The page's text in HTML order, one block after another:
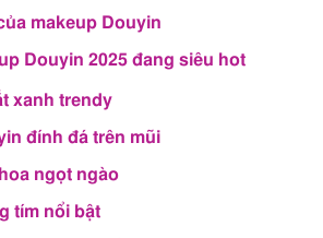
makeup Douyin
Douyin 2025 đang siêu hot
xanh trendy
đính đá trên mũi
ngọt ngào
tím nổi bật